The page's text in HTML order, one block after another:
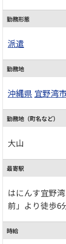
勤務形態
派遣
勤務地
沖縄県 宜野湾
勤務地（町名など）
大山
最寄駅
はにんす宜野
前」より徒歩6
時給